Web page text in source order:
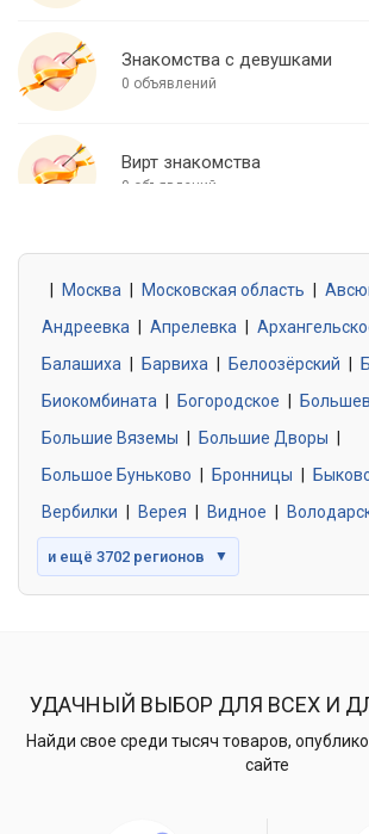
Знакомства с девушками
0 объявлений
Вирт знакомства
0 объявлений
0 объявлений
Знакомства без
0 объявлений
Москва Московская область
Андреевка
Апрелевка
Балашиха
Барвиха Белоозёрский
Биокомбината
Богородское
Большие Вяземы
Большие Дворы
Большое Буньково
Бронницы
Вербилки
Верея Видное
и ещё 3702 регионов ▼
УДАЧНЫЙ ВЫБОР ДЛЯ ВСЕХ И
Найди свое среди тысяч товаров,
сайте